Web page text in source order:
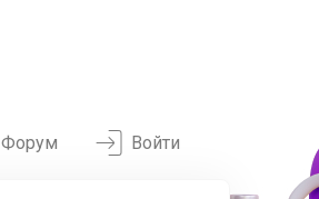
Форум Войти